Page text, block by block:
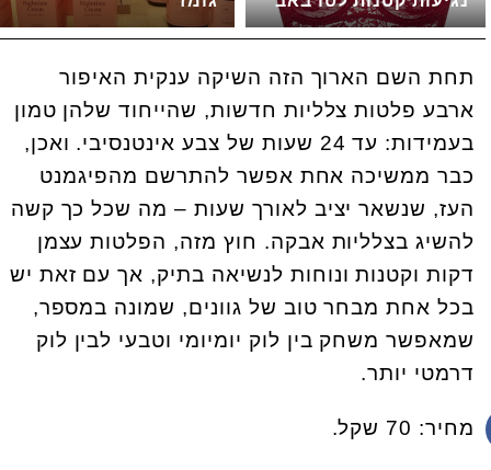
תחת השם הארוך הזה השיקה ענקית האיפור
ארבע פלטות צלליות חדשות, שהייחוד שלהן טמון
בעמידות: עד 24 שעות של צבע אינטנסיבי. ואכן,
כבר ממשיכה אחת אפשר להתרשם מהפיגמנט
העז, שנשאר יציב לאורך שעות – מה שכל כך קשה
להשיג בצלליות אבקה. חוץ מזה, הפלטות עצמן
דקות וקטנות ונוחות לנשיאה בתיק, אך עם זאת יש
בכל אחת מבחר טוב של גוונים, שמונה במספר,
שמאפשר משחק בין לוק יומיומי וטבעי לבין לוק
דרמטי יותר.
מחיר: 70 שקל.